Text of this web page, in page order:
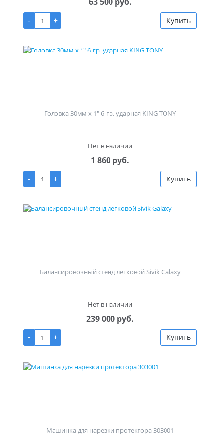
-
+ Купить
Головка 30мм х 1" 6-гр. ударная KING TONY
Нет в наличии
1 860 руб.
-
+ Купить
Балансировочный стенд легковой Sivik Galaxy
Нет в наличии
239 000 руб.
-
+ Купить
Машинка для нарезки протектора 303001